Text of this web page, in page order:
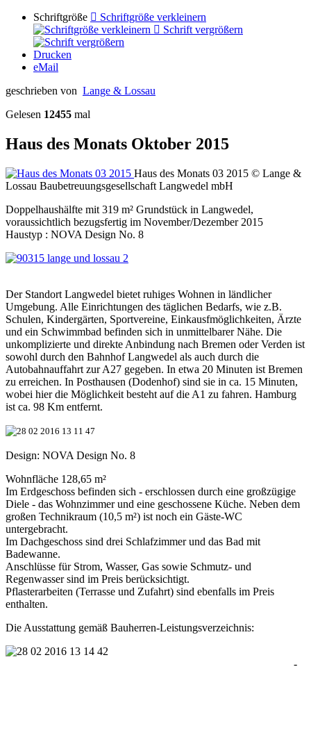
Schriftgröße
Schriftgröße verkleinern
Schrift vergrößern
Drucken
eMail
geschrieben von Lange & Lossau
Gelesen 12455 mal
Haus des Monats Oktober 2015
Haus des Monats 03 2015 © Lange &
Lossau Baubetreuungsgesellschaft Langwedel mbH
Doppelhaushälfte mit 319 m² Grundstück in Langwedel,
voraussichtlich bezugsfertig im November/Dezember 2015
Haustyp : NOVA Design No. 8
Der Standort Langwedel bietet ruhiges Wohnen in ländlicher
Umgebung. Alle Einrichtungen des täglichen Bedarfs, wie z.B.
Schulen, Kindergärten, Sportvereine, Einkausfmöglichkeiten, Ärzte
und ein Schwimmbad befinden sich in unmittelbarer Nähe. Die
unkomplizierte und direkte Anbindung nach Bremen oder Verden ist
sowohl durch den Bahnhof Langwedel als auch durch die
Autobahnauffahrt zur A27 gegeben. In etwa 20 Minuten ist Bremen
zu erreichen. In Posthausen (Dodenhof) sind sie in ca. 15 Minuten,
wobei hier die Möglichkeit besteht auf die A1 zu fahren. Hamburg
ist ca. 98 Km entfernt.
Design: NOVA Design No. 8
Wohnfläche 128,65 m²
Im Erdgeschoss befinden sich - erschlossen durch eine großzügige
Diele - das Wohnzimmer und eine geschossene Küche. Neben dem
großen Technikraum (10,5 m²) ist noch ein Gäste-WC
untergebracht.
Im Dachgeschoss sind drei Schlafzimmer und das Bad mit
Badewanne.
Anschlüsse für Strom, Wasser, Gas sowie Schmutz- und
Regenwasser sind im Preis berücksichtigt.
Pflasterarbeiten (Terrasse und Zufahrt) sind ebenfalls im Preis
enthalten.
Die Ausstattung gemäß Bauherren-Leistungsverzeichnis:
-